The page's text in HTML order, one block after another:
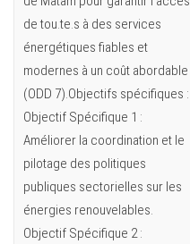
de tou.te.s à des services
énergétiques fiables et
modernes à un coût abordable
(ODD 7).Objectifs spécifiques :
Objectif Spécifique 1 :
Améliorer la coordination et le
pilotage des politiques
publiques sectorielles sur les
énergies renouvelables.
Objectif Spécifique 2 :